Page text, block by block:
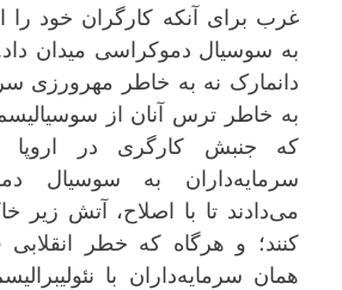
غرب برای آنکه کارگران خود را از
به سوسیال دموکراسی میدان داد.
دانمارک نه به خاطر مهرورزی
به خاطر ترس آنان از سوسیالیسم
که جنبش کارگری در اروپا
سرمایه‌داران به سوسیال
می‌دادند تا با اصلاح، آتش زیر
کنند؛ و هرگاه که خطر انقلابی
همان سرمایه‌داران با